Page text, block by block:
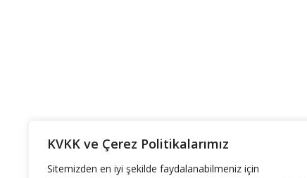
KVKK ve Çerez Politikalarımız
Sitemizden en iyi şekilde faydalanabilmeniz için